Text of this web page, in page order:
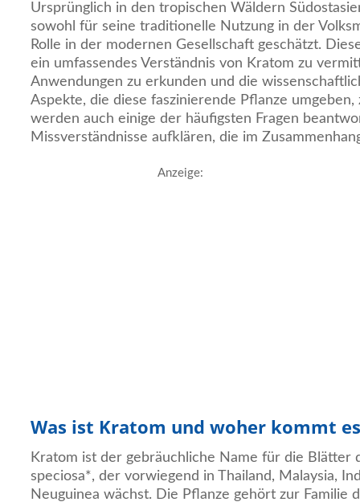
Ursprünglich in den tropischen Wäldern
sowohl für seine traditionelle Nutzung in der
Rolle in der modernen Gesellschaft geschätzt.
ein umfassendes Verständnis von Kratom zu
Anwendungen zu erkunden und die
Aspekte, die diese faszinierende Pflanze
werden auch einige der häufigsten Fragen
Missverständnisse aufklären, die im
Anzeige:
Was ist Kratom und woher kommt
Kratom ist der gebräuchliche Name für die Blätter
speciosa*, der vorwiegend in Thailand, Malaysia,
Neuguinea wächst. Die Pflanze gehört zur Familie